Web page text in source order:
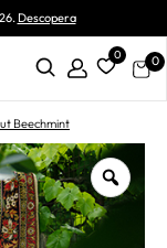
Descopera
0 0
Beechmint